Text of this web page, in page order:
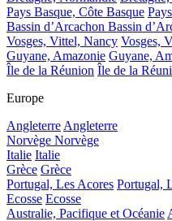
Pays Basque, Côte Basque
Bassin d’Arcachon Bassin
Vosges, Vittel, Nancy Vosges,
Guyane, Amazonie Guyane,
Île de la Réunion Île de la
Europe
Angleterre Angleterre
Norvège Norvège
Italie Italie
Grèce Grèce
Portugal, Les Acores Portugal,
Ecosse Ecosse
Australie, Pacifique et Océanie